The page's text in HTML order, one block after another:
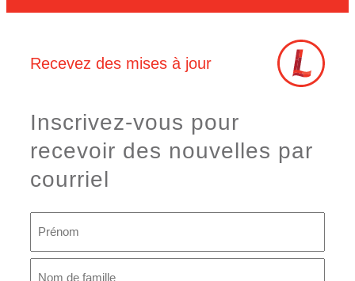
Recevez des mises à jour
Inscrivez-vous pour
recevoir des nouvelles par
courriel
Prénom